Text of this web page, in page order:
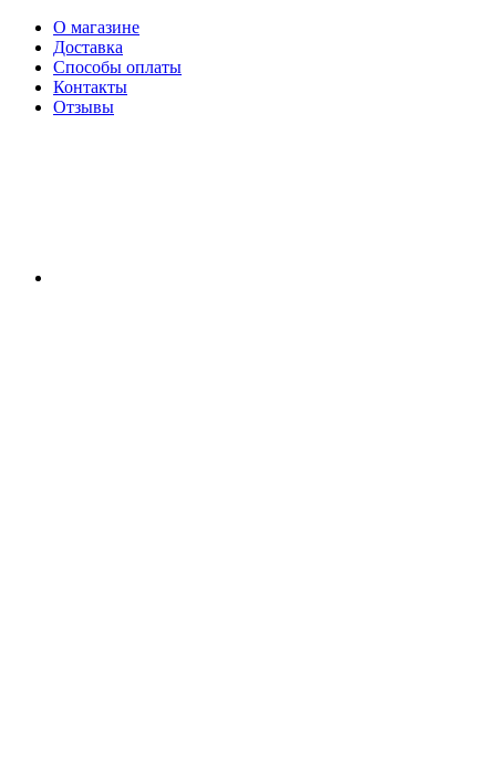
О магазине
Доставка
Способы оплаты
Контакты
Отзывы